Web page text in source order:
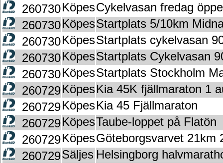
260730KöpesCykelvasan fredag
260730KöpesStartplats 5/10km
260730KöpesStartplats cykelvasan
260730KöpesStartplats Cykelvasan
260730KöpesStartplats Stockholm
260729KöpesKia 45K fjällmaraton 1
260729KöpesKia 45 Fjällmaraton
260729KöpesTaube-loppet på Flatön
260729KöpesGöteborgsvarvet 21km
260729Säljes Helsingborg